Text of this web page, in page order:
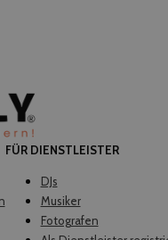
FÜR DIENSTLEISTER
DJs
Musiker
Fotografen